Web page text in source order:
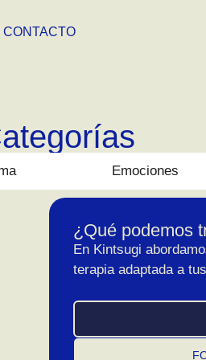
CONTACTO
Emociones
¿Qué podemos
En Kintsugi
terapia adaptada a